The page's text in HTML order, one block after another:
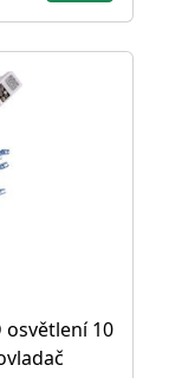
osvětlení 10